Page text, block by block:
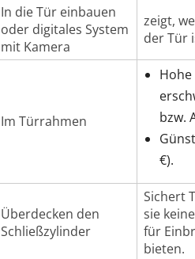
In die Tür einbauen
oder digitales System
mit Kamera
zeigt,
der Tür
Im Türrahmen
bzw.
€).
Überdecken den
Schließzylinder
Sichert
sie
für
bieten.